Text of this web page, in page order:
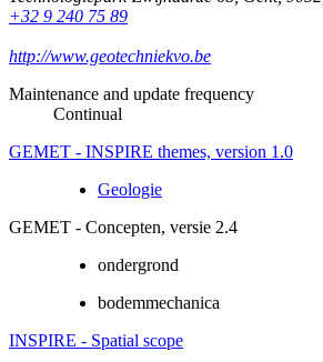
+32 9 240 75 89
http://www.geotechniekvo.be
Maintenance and update frequency
Continual
GEMET - INSPIRE themes, version 1.0
Geologie
GEMET - Concepten, versie 2.4
ondergrond
bodemmechanica
INSPIRE - Spatial scope